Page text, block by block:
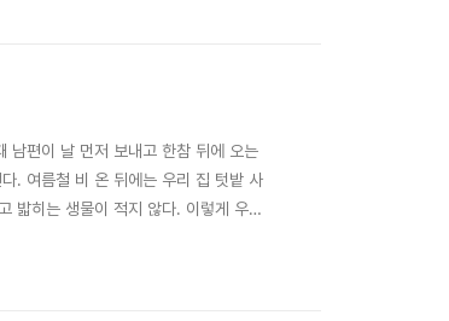
남편이 날 먼저 보내고 한참 뒤에 오는
. 여름철 비 온 뒤에는 우리 집 텃밭 사
밟히는 생물이 적지 않다. 이렇게 우리